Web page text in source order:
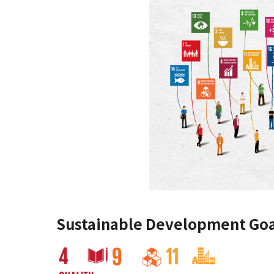
Sustainable Development